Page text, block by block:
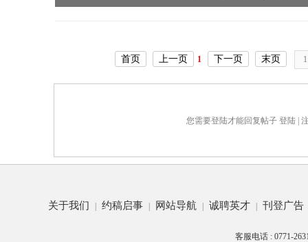
首页 上一页 1 下一页 末页
您需要登陆才能回复帖子 登陆 |
关于我们 | 约稿启事 | 网站导航 | 诚聘英才 | 刊登广告
客服电话 : 0771-